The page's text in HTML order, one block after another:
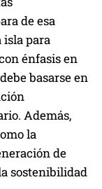
de esa
isla para
énfasis en
basarse en
Además,
la
de
sostenibilidad